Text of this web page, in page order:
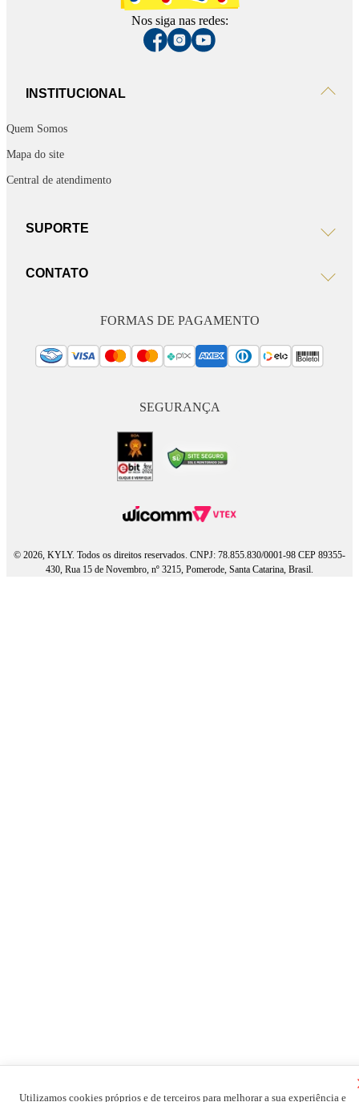
Utilizamos cookies próprios e de terceiros para melhorar a sua experiência e
Nos siga nas redes:
INSTITUCIONAL
Quem Somos
Mapa do site
Central de atendimento
SUPORTE
CONTATO
FORMAS DE PAGAMENTO
SEGURANÇA
© 2026, KYLY. Todos os direitos reservados. CNPJ: 78.855.830/0001-98 CEP 89355-
430, Rua 15 de Novembro, nº 3215, Pomerode, Santa Catarina, Brasil.